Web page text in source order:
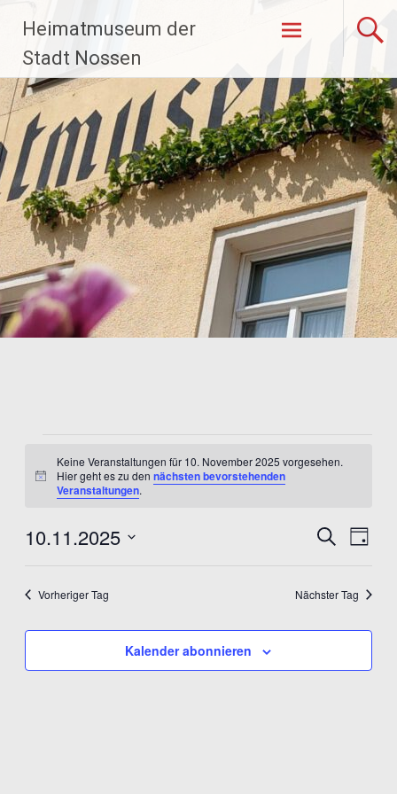
Inhalt
springen
Heimatmuseum der
Stadt Nossen
Veranstaltungen
for
November
Hinweis
Keine Veranstaltungen für 10. November 2025 vorgesehen.
Hier geht es zu den nächsten bevorstehenden
Veranstaltungen.
und
SucheTag
10.11.2025
Vorheriger Tag Nächster Tag
Kalender abonnieren